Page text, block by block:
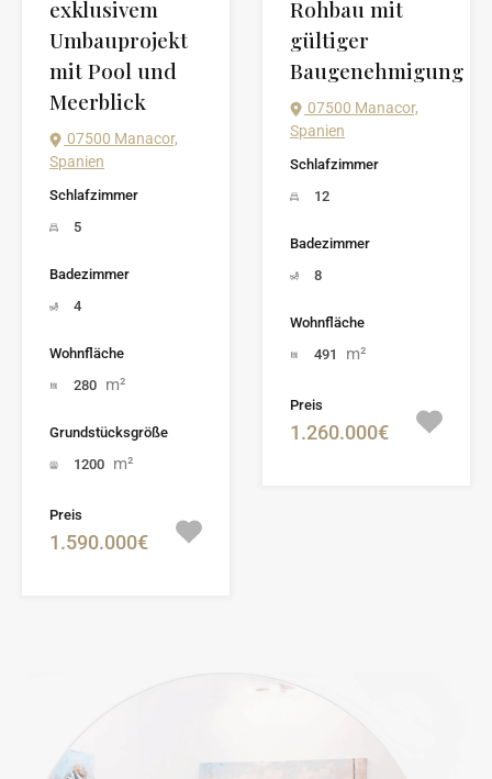
exklusivem
Umbauprojekt
mit Pool und
Meerblick
07500 Manacor,
Spanien
Schlafzimmer
5
Badezimmer
4
Wohnfläche
280 m²
Grundstücksgröße
1200 m²
Preis
1.590.000€
Rohbau mit
gültiger
Baugenehmigung
07500 Manacor,
Spanien
Schlafzimmer
12
Badezimmer
8
Wohnfläche
491
m²
Preis
1.260.000€